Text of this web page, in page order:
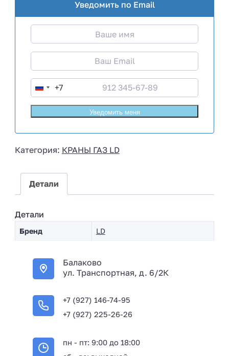
Уведомить по Email
R
u
s
a
7
+7
Категория: КРАНЫ ГАЗ LD
Детали
Детали
Бренд LD
Балаково
ул. Транспортная, д. 6/2К
+7 (927) 146-74-95
+7 (927) 225-26-26
пн - пт: 9:00 до 18:00